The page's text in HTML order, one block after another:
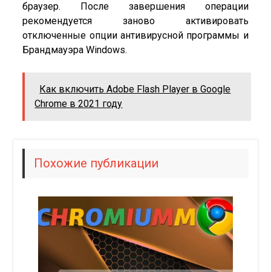
браузер. После завершения операции
рекомендуется заново активировать
отключенные опции антивирусной программы и
Брандмауэра Windows.
Как включить Adobe Flash Player в Google
Chrome в 2021 году
Похожие публикации